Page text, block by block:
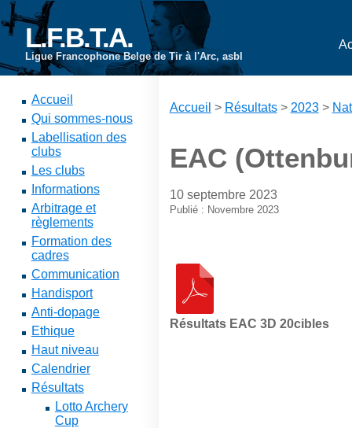
L.F.B.T.A.
Ligue Francophone Belge de Tir à l'Arc, asbl
Accueil
Qui sommes-nous
Labellisation des
clubs
Les clubs
Informations
Arbitrage et
règlements
Formation des
cadres
Communication
Handisport
Anti-dopage
Ethique
Haut niveau
Calendrier
Résultats
Lotto Archery
Cup
Accueil > Résultats> 2023>
EAC
10 septembre 2023
Publié : Novembre 2023
Résultats EAC 3D 20cibles